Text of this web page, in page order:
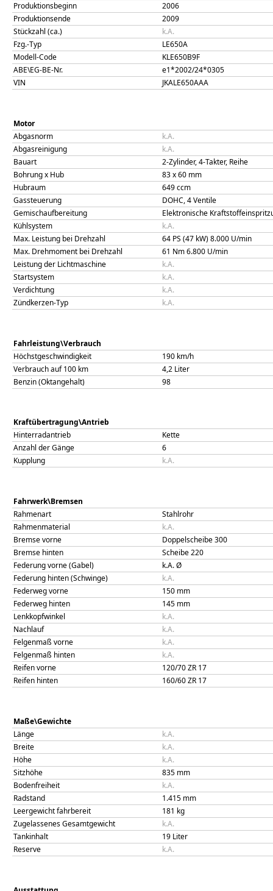
Produktionsbeginn
2006
Produktionsende
2009
Stückzahl (ca.)
k.A.
Fzg.-Typ
LE650A
Modell-Code
KLE650B9F
ABE\EG-BE-Nr.
e1*2002/24*0305
VIN
JKALE650AAA
Motor
Abgasnorm
k.A.
Abgasreinigung
k.A.
Bauart
2-Zylinder, 4-Takter, Reihe
Bohrung x Hub
83x60 mm
Hubraum
649ccm
Gassteuerung
DOHC, 4 Ventile
Gemischaufbereitung
Elektronische
Kühlsystem
k.A.
Max. Leistung bei Drehzahl
64 PS (47 kW)8.000 U/min
Max. Drehmoment bei Drehzahl
61 Nm6.800 U/min
Leistung der Lichtmaschine
k.A.
Startsystem
k.A.
Verdichtung
k.A.
Zündkerzen-Typ
k.A.
Fahrleistung\Verbrauch
Höchstgeschwindigkeit
190 km/h
Verbrauch auf 100 km
4,2 Liter
Benzin (Oktangehalt)
98
Kraftübertragung\Antrieb
Hinterradantrieb
Kette
Anzahl der Gänge
6
Kupplung
k.A.
Fahrwerk\Bremsen
Rahmenart
Stahlrohr
Rahmenmaterial
k.A.
Bremse vorne
Doppelscheibe 300
Bremse hinten
Scheibe 220
Federung vorne (Gabel)
k.A. Ø
Federung hinten (Schwinge)
k.A.
Federweg vorne
150 mm
Federweg hinten
145 mm
Lenkkopfwinkel
k.A.
Nachlauf
k.A.
Felgenmaß vorne
k.A.
Felgenmaß hinten
k.A.
Reifen vorne
120/70 ZR 17
Reifen hinten
160/60 ZR 17
Maße\Gewichte
Länge
k.A.
Breite
k.A.
Höhe
k.A.
Sitzhöhe
835 mm
Bodenfreiheit
k.A.
Radstand
1.415 mm
Leergewicht fahrbereit
181 kg
Zugelassenes Gesamtgewicht
k.A.
Tankinhalt
19 Liter
Reserve
k.A.